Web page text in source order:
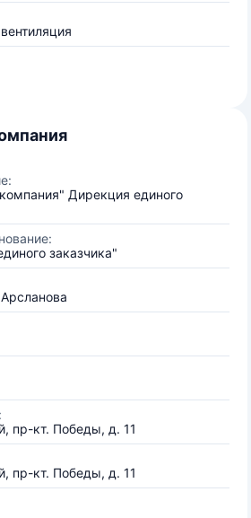
Дирекция единого
заказчика"
пр-кт. Победы, д. 11
пр-кт. Победы, д. 11